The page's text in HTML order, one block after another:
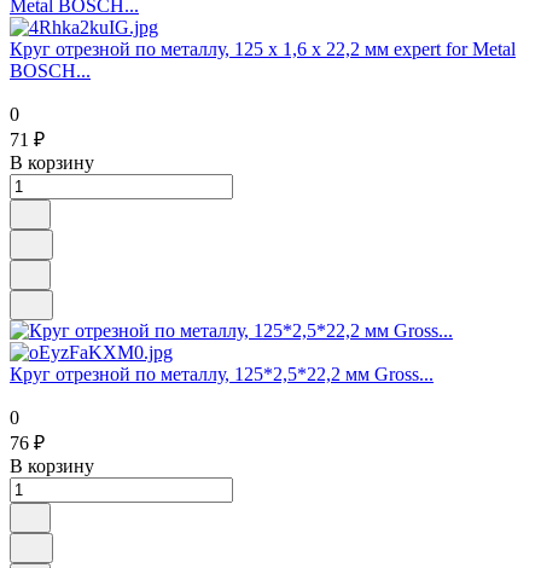
Круг отрезной по металлу, 125 х 1,6 х 22,2 мм expert for Metal
BOSCH...
0
71 ₽
В корзину
Круг отрезной по металлу, 125*2,5*22,2 мм Gross...
0
76 ₽
В корзину